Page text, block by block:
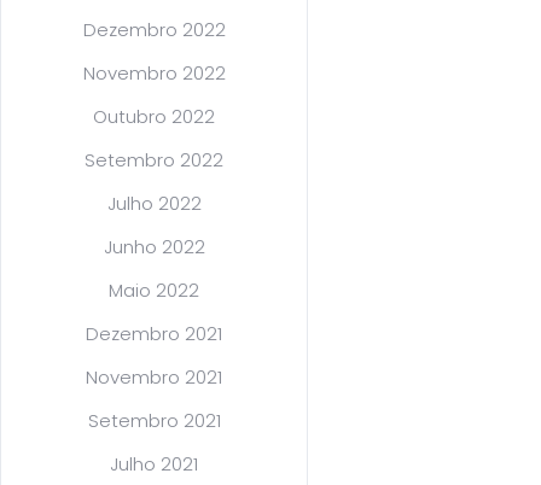
Dezembro 2022
Novembro 2022
Outubro 2022
Setembro 2022
Julho 2022
Junho 2022
Maio 2022
Dezembro 2021
Novembro 2021
Setembro 2021
Julho 2021